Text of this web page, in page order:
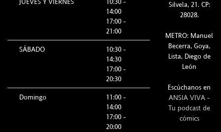
14:00
17:00 -
21:00
SÁBADO
10:30 -
14:30
17:00 -
20:30
Domingo
11:00 -
14:00
17:00 -
20:00
Silvela, 21. CP:
28028.
METRO: Manuel
Becerra, Goya,
Lista, Diego de
León
Escúchanos en
ANSIA VIVA -
Tu podcast de
cómics